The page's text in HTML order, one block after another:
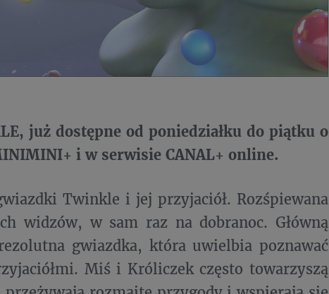
już dostępne od poniedziałku do piątku o
i w serwisie CANAL+ online.
Twinkle i jej przyjaciół. Rozśpiewana
widzów, w sam raz na dobranoc. Główną
gwiazdka, która uwielbia poznawać
Miś i Króliczek często towarzyszą